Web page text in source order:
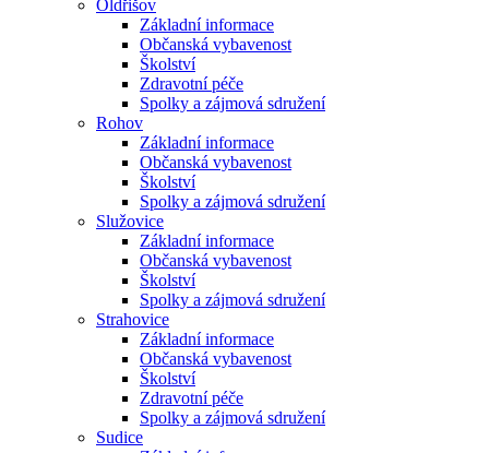
Oldřišov
Základní informace
Občanská vybavenost
Školství
Zdravotní péče
Spolky a zájmová sdružení
Rohov
Základní informace
Občanská vybavenost
Školství
Spolky a zájmová sdružení
Služovice
Základní informace
Občanská vybavenost
Školství
Spolky a zájmová sdružení
Strahovice
Základní informace
Občanská vybavenost
Školství
Zdravotní péče
Spolky a zájmová sdružení
Sudice